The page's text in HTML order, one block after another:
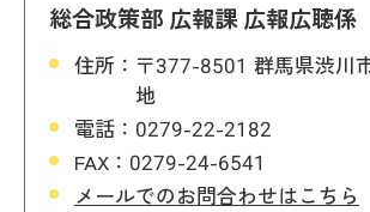
総合政策部 広報課 広報広聴係
住所： 〒377-8501 群馬県渋川
地
電話： 0279-22-2182
FAX： 0279-24-6541
メールでのお問合わせはこちら